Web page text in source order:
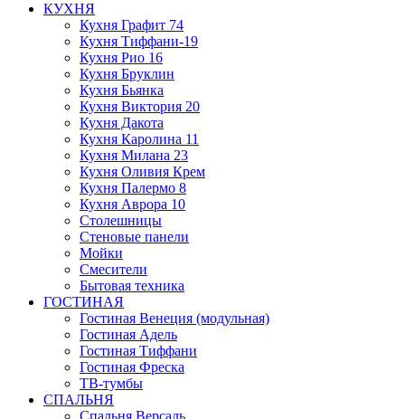
КУХНЯ
Кухня Графит 74
Кухня Тиффани-19
Кухня Рио 16
Кухня Бруклин
Кухня Бьянка
Кухня Виктория 20
Кухня Дакота
Кухня Каролина 11
Кухня Милана 23
Кухня Оливия Крем
Кухня Палермо 8
Кухня Аврора 10
Столешницы
Стеновые панели
Мойки
Смесители
Бытовая техника
ГОСТИНАЯ
Гостиная Венеция (модульная)
Гостиная Адель
Гостиная Тиффани
Гостиная Фреска
ТВ-тумбы
СПАЛЬНЯ
Спальня Версаль